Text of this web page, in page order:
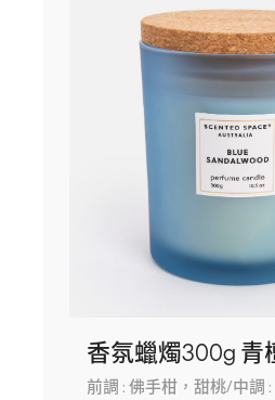
香氛蠟燭300g 青
前調 : 佛手柑，甜桃/中調 :